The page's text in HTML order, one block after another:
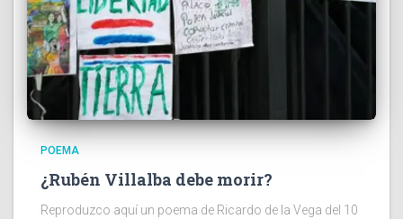
POEMA
¿Rubén Villalba debe morir?
Reproduzco aquí un poema de Ricardo de la Vega del 10